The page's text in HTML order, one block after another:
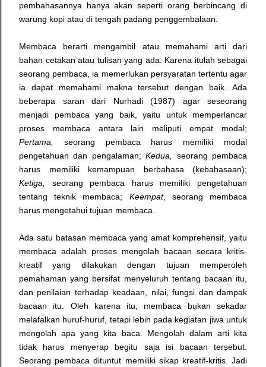
pembahasannya hanya akan seperti orang berbincang di
warung kopi atau di tengah padang penggembalaan.
Membaca berarti mengambil atau memahami arti dari
bahan cetakan atau tulisan yang ada. Karena itulah sebagai
seorang pembaca, ia memerlukan persyaratan tertentu agar
ia dapat memahami makna tersebut dengan baik. Ada
beberapa saran dari Nurhadi (1987) agar seseorang
menjadi pembaca yang baik, yaitu untuk memperlancar
proses membaca antara lain meliputi empat modal;
Pertama, seorang pembaca harus memiliki modal
pengetahuan dan pengalaman;Kedua, seorang pembaca
harus memiliki kemampuan berbahasa (kebahasaan);
Ketiga, seorang pembaca harus memiliki pengetahuan
tentang teknik membaca; Keempat, seorang membaca
harus mengetahui tujuan membaca.
Ada satu batasan membaca yang amat komprehensif, yaitu
membaca adalah proses mengolah bacaan secara kritis-
kreatif yang dilakukan dengan tujuan memperoleh
pemahaman yang bersifat menyeluruh tentang bacaan itu,
dan penilaian terhadap keadaan, nilai, fungsi dan dampak
bacaan itu. Oleh karena itu, membaca bukan sekadar
melafalkan huruf-huruf, tetapi lebih pada kegiatan jiwa untuk
mengolah apa yang kita baca. Mengolah dalam arti kita
tidak harus menyerap begitu saja isi bacaan tersebut.
Seorang pembaca dituntut memiliki sikap kreatif-kritis. Jadi